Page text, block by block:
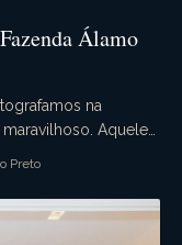
Álamo
na
maravilhoso. Aquele
o pla...
Preto